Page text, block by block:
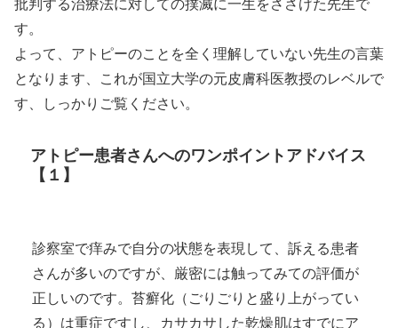
す。
よって、アトピーのことを全く理解していない先生の言葉
となります、これが国立大学の元皮膚科医教授のレベルで
す、しっかりご覧ください。
アトピー患者さんへのワンポイントアドバイス
【１】
診察室で痒みで自分の状態を表現して、訴える患者
さんが多いのですが、厳密には触ってみての評価が
正しいのです。苔癬化（ごりごりと盛り上がってい
る）は重症ですし、カサカサした乾燥肌はすでにア